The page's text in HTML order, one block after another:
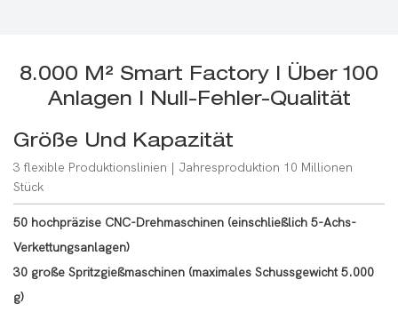
8.000 M² Smart Factory | Über 100
Anlagen | Null-Fehler-Qualität
Größe Und Kapazität
3 flexible Produktionslinien | Jahresproduktion 10 Millionen
Stück
50 hochpräzise CNC-Drehmaschinen (einschließlich 5-Achs-
Verkettungsanlagen)
30 große Spritzgießmaschinen (maximales Schussgewicht 5.000
g)